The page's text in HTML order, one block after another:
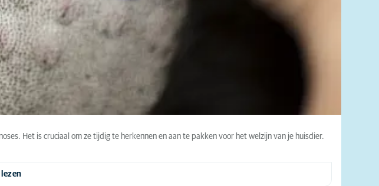
Het is cruciaal om ze tijdig te herkennen en aan te pakken voor het welzijn van je huisdier.
lezen